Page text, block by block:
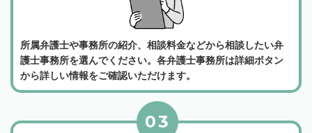
所属弁護士や事務所の紹介、相談料金などから相談したい弁
護士事務所を選んでください。各弁護士事務所は詳細ボタン
から詳しい情報をご確認いただけます。
03